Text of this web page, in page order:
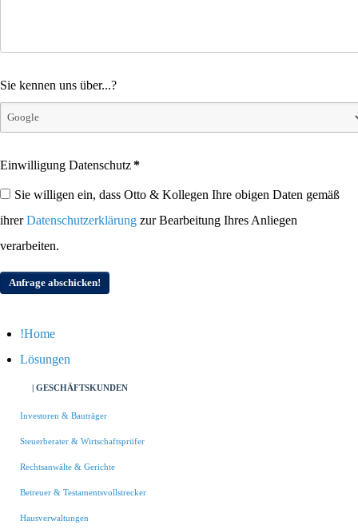
Sie kennen uns über...?
Einwilligung Datenschutz*
Sie willigen ein, dass Otto & Kollegen Ihre obigen Daten gemäß
ihrerDatenschutzerklärung zur Bearbeitung Ihres Anliegen
verarbeiten.
Anfrage abschicken!
Home
Lösungen
| GESCHÄFTSKUNDEN
Investoren & Bauträger
Steuerberater & Wirtschaftsprüfer
Rechtsanwälte & Gerichte
Betreuer & Testamentsvollstrecker
Hausverwaltungen